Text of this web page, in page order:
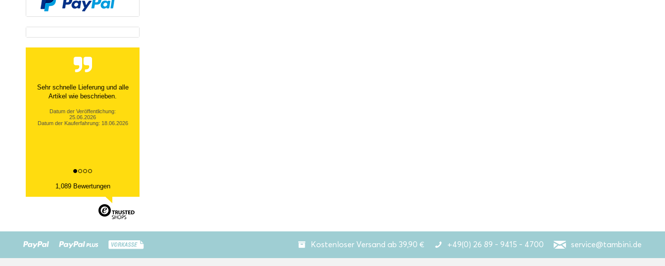
Sehr schnelle Lieferung und alle
Artikel wie beschrieben.
Datum der Veröffentlichung:
25.06.2026
Datum der Kauferfahrung: 18.06.2026
1,089 Bewertungen
Kostenloser Versand ab 39,90 € +49(0) 26 89 - 9415 - 4700 service@tambini.de